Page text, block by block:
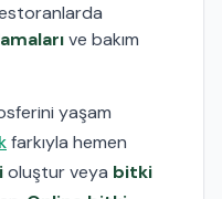
ve bakım
yaşam
farkıyla hemen
oluştur veya bitki